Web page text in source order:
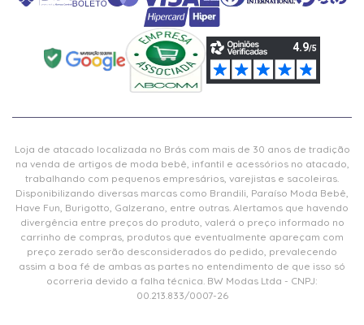
Loja de atacado localizada no Brás com mais de 30 anos de tradição
na venda de artigos de moda bebê, infantil e acessórios no atacado,
trabalhando com pequenos empresários, varejistas e sacoleiras.
Disponibilizando diversas marcas como Brandili, Paraíso Moda Bebê,
Have Fun, Burigotto, Galzerano, entre outras. Alertamos que havendo
divergência entre preços do produto, valerá o preço informado no
carrinho de compras, produtos que eventualmente apareçam com
preço zerado serão desconsiderados do pedido, prevalecendo
assim a boa fé de ambas as partes no entendimento de que isso só
ocorreria devido a falha técnica. BW Modas Ltda - CNPJ:
00.213.833/0007-26